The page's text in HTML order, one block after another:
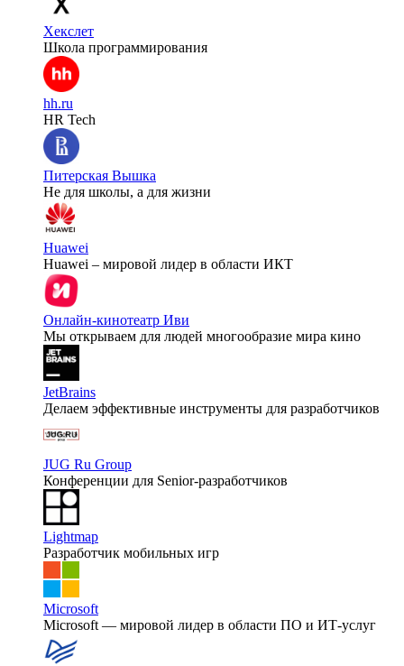
Хекслет
Школа программирования
hh.ru
HR Tech
Питерская Вышка
Не для школы, а для жизни
Huawei
Huawei – мировой лидер в области ИКТ
Онлайн-кинотеатр Иви
Мы открываем для людей многообразие мира кино
JetBrains
Делаем эффективные инструменты для разработчиков
JUG Ru Group
Конференции для Senior-разработчиков
Lightmap
Разработчик мобильных игр
Microsoft
Microsoft — мировой лидер в области ПО и ИТ-услуг